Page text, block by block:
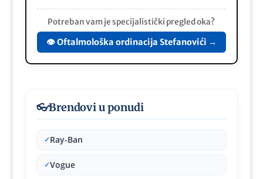
Potreban vam je specijalistički pregled oka?
👁️ Oftalmološka ordinacija Stefanovići →
👓Brendovi u ponudi
✓Ray-Ban
✓Vogue